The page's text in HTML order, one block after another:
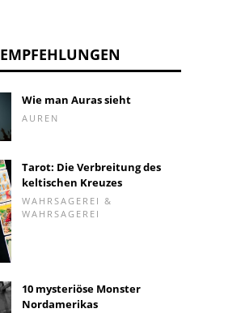
EMPFEHLUNGEN
Wie man Auras sieht
AUREN
Tarot: Die Verbreitung des
keltischen Kreuzes
WAHRSAGEREI &
WAHRSAGEREI
10 mysteriöse Monster
Nordamerikas